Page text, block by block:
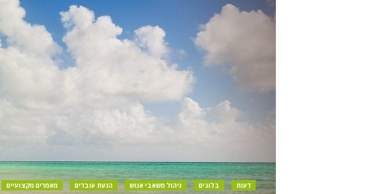
דעות בלוגים ניהול משאבי אנוש הנעת עובדים מאמרים מקצועיים